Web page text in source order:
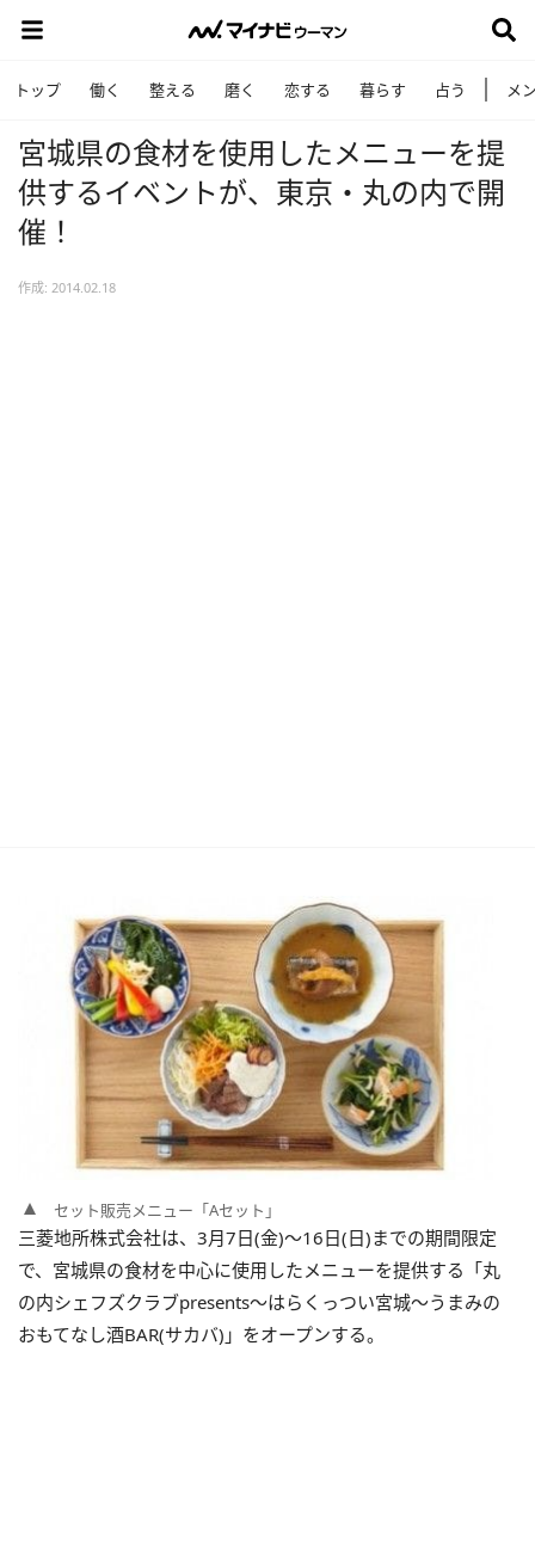
トップ 働く 整える 磨く 恋する 暮らす 占う メ
宮城県の食材を使用したメニューを提
供するイベントが、東京・丸の内で開
催！
作成: 2014.02.18
セット販売メニュー「Aセット」
三菱地所株式会社は、3月7日(金)～16日(日)までの期間限定
で、宮城県の食材を中心に使用したメニューを提供する「丸
の内シェフズクラブpresents～はらくっつい宮城～うまみの
おもてなし酒BAR(サカバ)」をオープンする。